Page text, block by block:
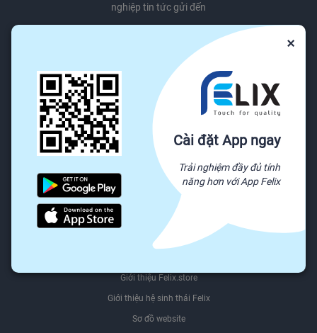
nghiệp tin tức gửi đến
Đăng ký ngay
Chúng tôi sẽ không bao giờ chia sẻ thông tin email của bạn cho bên thứ ba.
Dịch vụ khách hàng
Trung tâm trợ giúp
Báo cáo lạm dụng
Gửi khiếu nại
Chính sách & Quy định
Được trả tiền khi bạn phản hồi
Giới thiệu Felix.store
Giới thiệu hệ sinh thái Felix
Sơ đồ website
×
Cài đặt App ngay
Trải nghiệm đầy đủ tính
năng hơn với App Felix